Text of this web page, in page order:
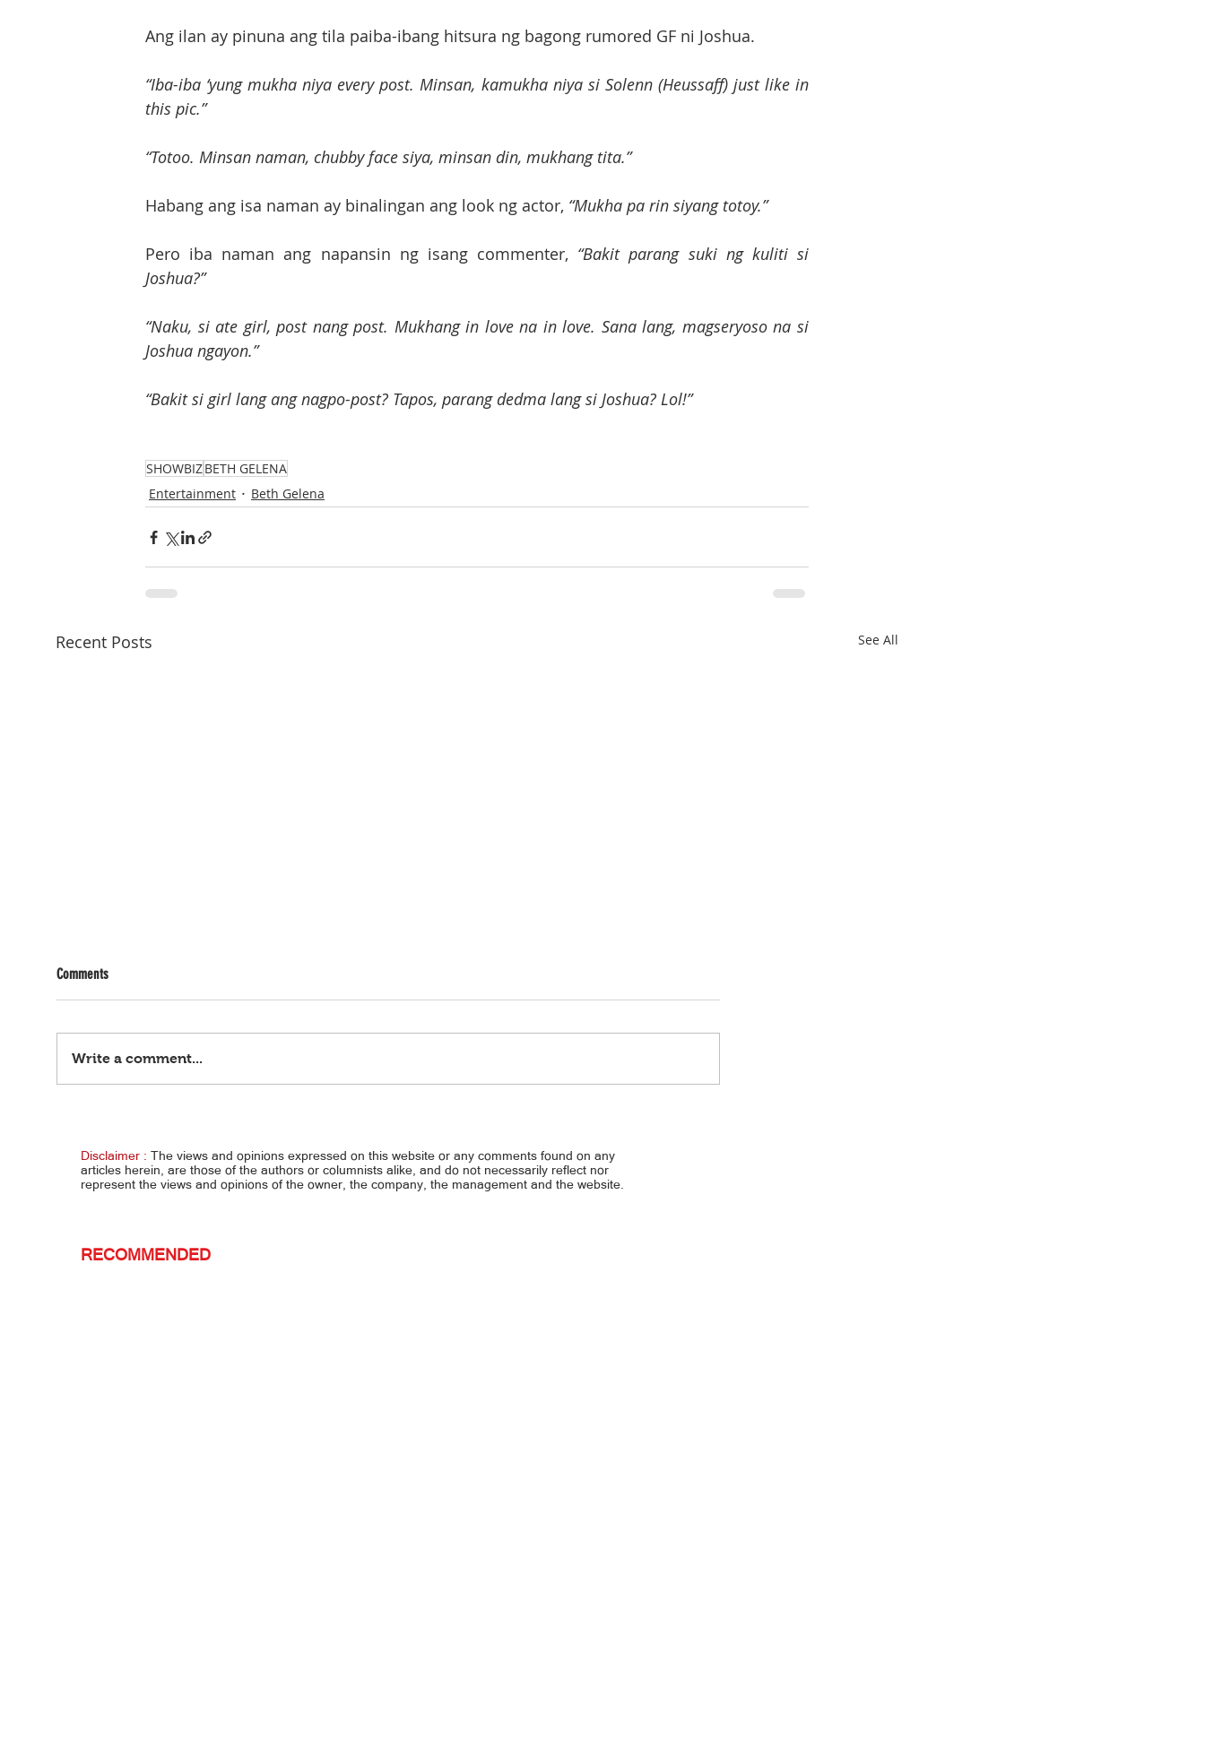
Ang ilan ay pinuna ang tila paiba-ibang hitsura ng bagong rumored GF ni Joshua.
“Iba-iba ‘yung mukha niya every post. Minsan, kamukha niya si Solenn (Heussaff) just like in
this pic.”
“Totoo. Minsan naman, chubby face siya, minsan din, mukhang tita.”
Habang ang isa naman ay binalingan ang look ng actor, “Mukha pa rin siyang totoy.”
Pero iba naman ang napansin ng isang commenter, “Bakit parang suki ng kuliti si
Joshua?”
“Naku, si ate girl, post nang post. Mukhang in love na in love. Sana lang, magseryoso na si
Joshua ngayon.”
“Bakit si girl lang ang nagpo-post? Tapos, parang dedma lang si Joshua? Lol!”
SHOWBIZBETH GELENA
Entertainment
Beth Gelena
Recent Posts See All
Comments
Write a comment...
Disclaimer : The views and opinions expressed on this website or any comments found on any
articles herein, are those of the authors or columnists alike, and do not necessarily reflect nor
represent the views and opinions of the owner, the company, the management and the website.
RECOMMENDED